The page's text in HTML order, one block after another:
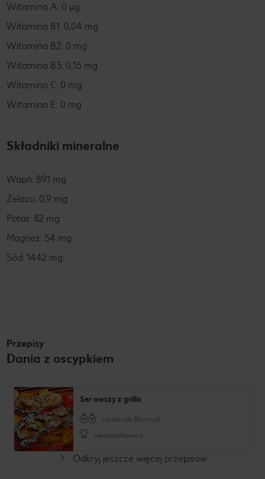
Witamina A: 0 µg
Witamina B1: 0,04 mg
Witamina B2: 0 mg
Witamina B3: 0,15 mg
Witamina C: 0 mg
Witamina E: 0 mg
Składniki mineralne
Wapń: 891 mg
Żelazo: 0,9 mg
Potas: 82 mg
Magnez: 54 mg
Sód: 1442 mg
Przepisy
Dania z oscypkiem
Ser owczy z grilla
szybko (do 30 minut)
nieskomplikowany
Odkryj jeszcze więcej przepisów